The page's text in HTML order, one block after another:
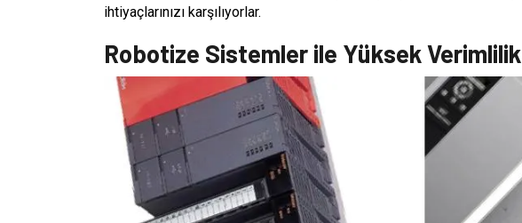
ihtiyaçlarınızı karşılıyorlar.
Robotize Sistemler ile Yüksek Verimlilik